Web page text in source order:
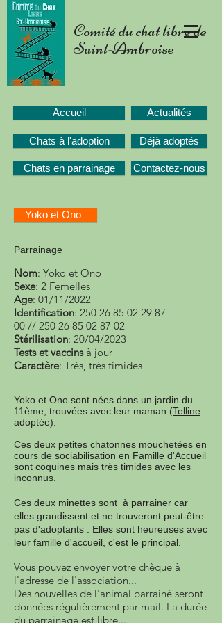
Comité du chat libre de
Saint-Ambroise
Accueil Actualités
Chats à l'adoption
Chats en parrainage
Déjà adoptés
Contactez-nous
Yoko et Ono
Parrainage
Nom: Yoko et Ono
Sexe: 2 Femelles
Age: 01/11/2022
Identification: 250 26 85 02 29 87
00 // 250 26 85 02 87 02
Stérilisation: 20/04/2023
Tests et vaccinsà jour
Caractère: Très, très timides
Yoko et Ono sont nées dans un jardin du
11ème, trouvées avec leur maman (Telline
adoptée).
Ces deux petites chatonnes mouchetées en
cours de sociabilisation en Famille d'Accueil
sont coquines mais très timides avec les
inconnus.
Ces deux minettes sont à parrainer car
elles grandissent et ne trouveront peut-être
pas d'adoptants . Elles sont heureuses avec
leur famille d'accueil, c'est le principal.
Vous pouvez envoyer votre chèque à
l'adresse de l'association...
Des nouvelles de l'animal parrainé seront
données régulièrement par mail. La durée
du parrainage est libre...